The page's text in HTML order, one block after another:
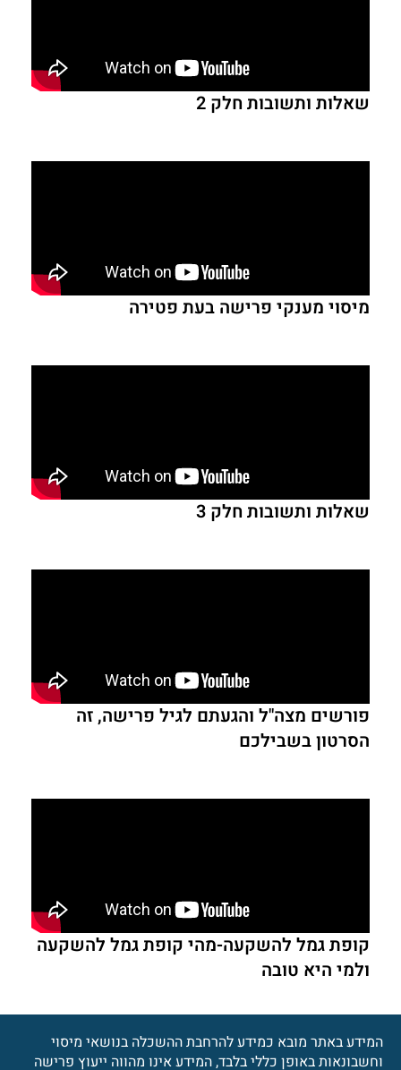
שאלות ותשובות חלק 2
מיסוי מענקי פרישה בעת פטירה
שאלות ותשובות חלק 3
פורשים מצה"ל והגעתם לגיל פרישה, זה
הסרטון בשבילכם
קופת גמל להשקעה-מהי קופת גמל להשקעה
ולמי היא טובה
המידע באתר מובא כמידע להרחבת ההשכלה בנושאי מיסוי
וחשבונאות באופן כללי בלבד, המידע אינו מהווה ייעוץ פרישה